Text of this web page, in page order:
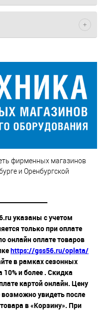
фирменных магазинов
и Оренбургской
указаны с учетом
только при оплате
онлайн оплате товаров
https://gss56.ru/oplata/
в рамках сезонных
и более . Скидка
картой онлайн. Цену
возможно увидеть после
в «Корзину». При